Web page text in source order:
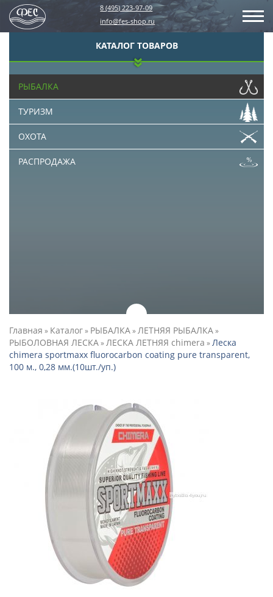
8 (495) 223-97-09
info@fes-shop.ru
КАТАЛОГ ТОВАРОВ
РЫБАЛКА
ТУРИЗМ
ОХОТА
РАСПРОДАЖА
Главная » Каталог» РЫБАЛКА»ЛЕТНЯЯ РЫБАЛКА»
РЫБОЛОВНАЯ ЛЕСКА»ЛЕСКА ЛЕТНЯЯ chimera »Леска
chimera sportmaxx fluorocarbon coating pure transparent,
100 м., 0,28 мм.(10шт./уп.)